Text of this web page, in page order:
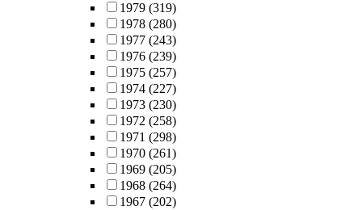
1979 (319)
1978 (280)
1977 (243)
1976 (239)
1975 (257)
1974 (227)
1973 (230)
1972 (258)
1971 (298)
1970 (261)
1969 (205)
1968 (264)
1967 (202)